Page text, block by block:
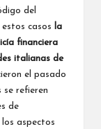
del
casos
la
financiera
italianas de
el pasado
se refieren
de
aspectos